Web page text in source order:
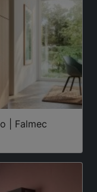
| Falmec